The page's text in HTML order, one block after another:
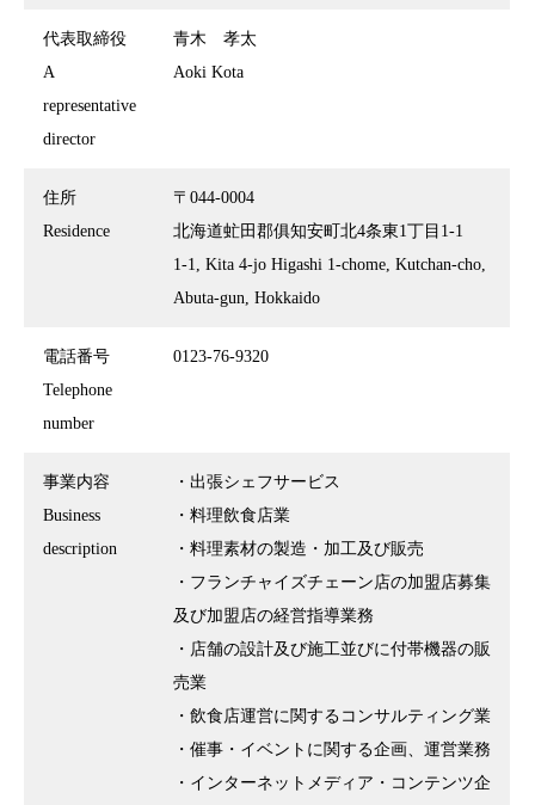
代表取締役
A
representative
director
青木 孝太
Aoki Kota
住所
Residence
〒044-0004
北海道虻田郡俱知安町北4条東1丁目1-1
1-1, Kita 4-jo Higashi 1-chome, Kutchan-cho,
Abuta-gun, Hokkaido
電話番号
Telephone
number
0123-76-9320
事業内容
Business
description
・出張シェフサービス
・料理飲食店業
・料理素材の製造・加工及び販売
・フランチャイズチェーン店の加盟店募集
及び加盟店の経営指導業務
・店舗の設計及び施工並びに付帯機器の販
売業
・飲食店運営に関するコンサルティング業
・催事・イベントに関する企画、運営業務
・インターネットメディア・コンテンツ企